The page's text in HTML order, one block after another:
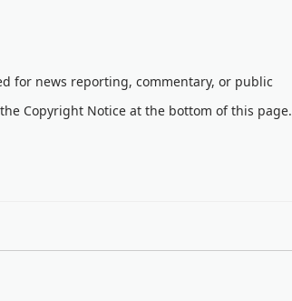
for news reporting, commentary, or public
Copyright Notice at the bottom of this page.